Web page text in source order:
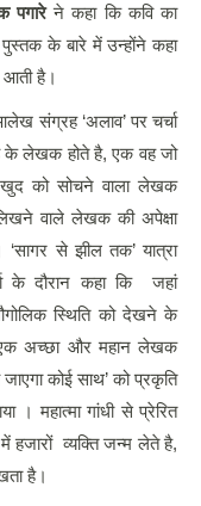
पगारेने कहा कि कवि का
के बारे में उन्होंने कहा
है।
संग्रह ‘अलाव’ पर चर्चा
के लेखक होते है, एक वह जो
खुद को सोचने वाला लेखक
लिखने वाले लेखक की अपेक्षा
से झील तक’ यात्रा
के दौरान कहा कि जहां
स्थिति को देखने के
अच्छा और महान लेखक
कोई साथ’ को प्रकृति
। महात्मा गांधी से प्रेरित
हजारों व्यक्ति जन्म लेते है,
है।